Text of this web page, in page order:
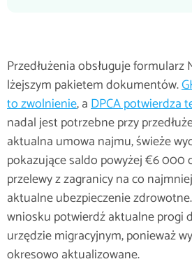
Przedłużenia obsługuje formularz
lżejszym pakietem dokumentów.
to zwolnienie, aDPCA potwierdza
nadal jest potrzebne przy
aktualna umowa najmu, świeże
pokazujące saldo powyżej €6 000
przelewy z zagranicy na co
aktualne ubezpieczenie
wniosku potwierdź aktualne progi
urzędzie migracyjnym, ponieważ
okresowo aktualizowane.